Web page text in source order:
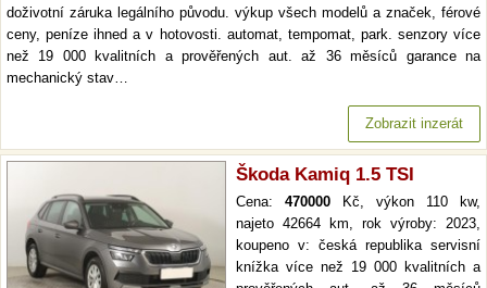
doživotní záruka legálního původu. výkup všech modelů a značek, férové
ceny, peníze ihned a v hotovosti. automat, tempomat, park. senzory více
než 19 000 kvalitních a prověřených aut. až 36 měsíců garance na
mechanický stav…
Zobrazit inzerát
Škoda Kamiq 1.5 TSI
Cena: 470000 Kč, výkon 110 kw,
najeto 42664 km, rok výroby: 2023,
koupeno v: česká republika servisní
knížka více než 19 000 kvalitních a